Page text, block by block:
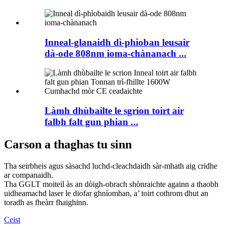
Inneal-glanaidh dì-phìoban leusair
dà-ode 808nm ioma-chànanach ...
Làmh dhùbailte le sgrion toirt air
falbh falt gun phian ...
Carson a thaghas tu sinn
Tha seirbheis agus sàsachd luchd-cleachdaidh sàr-mhath aig cridhe
ar companaidh.
Tha GGLT moiteil às an dòigh-obrach shònraichte againn a thaobh
uidheamachd laser le diofar ghnìomhan, a’ toirt cothrom dhut an
toradh as fheàrr fhaighinn.
Ceist